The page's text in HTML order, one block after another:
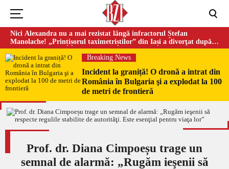
Nici Alexandra nu a mai rezistat lângă infractorul Ștefan
Manolache! „Prințișorul taximetriștilor” din Iași a divorţat după
doi ani de căsnicie
Breaking News
Incident la graniță! O dronă a intrat din
România în Bulgaria şi a explodat la 100
de metri de frontieră
Prof. dr. Diana Cimpoeșu trage un
semnal de alarmă: „Rugăm ieşenii să